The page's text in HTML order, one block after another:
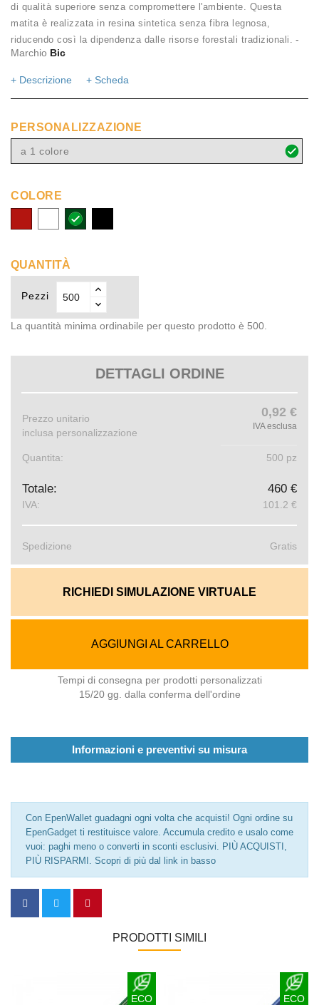
di qualità superiore senza compromettere l'ambiente. Questa
matita è realizzata in resina sintetica senza fibra legnosa,
riducendo così la dipendenza dalle risorse forestali tradizionali.
-
Marchio Bic
+ Descrizione + Scheda
PERSONALIZZAZIONE
a 1 colore
COLORE
(03)
Bianco
(01)
Verde
scuro (02)
QUANTITÀ
Pezzi
La quantità minima ordinabile per questo prodotto è 500.
DETTAGLI ORDINE
Prezzo unitario
inclusa personalizzazione
0,92 €
IVA esclusa
Quantita: 500 pz
Totale: 460 €
IVA: 101.2 €
Spedizione Gratis
RICHIEDI SIMULAZIONE VIRTUALE
AGGIUNGI AL CARRELLO
Tempi di consegna per prodotti personalizzati
15/20 gg. dalla conferma dell'ordine
Informazioni e preventivi su misura
Con EpenWallet guadagni ogni volta che acquisti! Ogni ordine su
EpenGadget ti restituisce valore. Accumula credito e usalo come
vuoi: paghi meno o converti in sconti esclusivi. PIÙ ACQUISTI,
PIÙ RISPARMI. Scopri di più dal link in basso
PRODOTTI SIMILI
ECO ECO